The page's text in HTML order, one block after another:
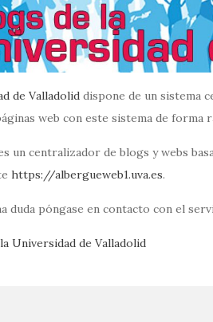
de Valladolid dispone de un sistema
web con este sistema de forma
un centralizador de blogs y webs
https://albergueweb1.uva.es.
duda póngase en contacto con el
Universidad de Valladolid